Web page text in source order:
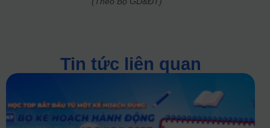
Tin tức liên quan